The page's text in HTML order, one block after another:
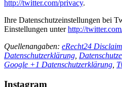
http://twitter.com/privacy.
Ihre Datenschutzeinstellungen bei
Einstellungen unterhttp://
Quellenangaben: eRecht24
Datenschutzerklärung,
Google +1 Datenschutzerklärung,
Instagram